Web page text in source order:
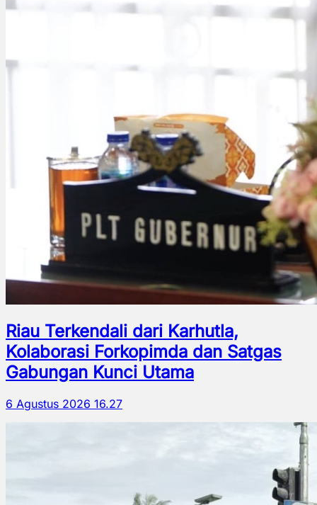
Riau Terkendali dari Karhutla,
Kolaborasi Forkopimda dan Satgas
Gabungan Kunci Utama
6 Agustus 2026 16.27